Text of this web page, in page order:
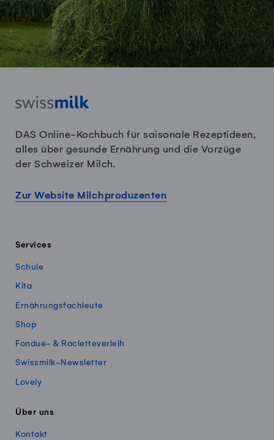
DAS Online-Kochbuch für saisonale Rezeptideen,
alles über gesunde Ernährung und die Vorzüge
der Schweizer Milch.
Zur Website Milchproduzenten
Services
Schule
Kita
Ernährungsfachleute
Shop
Fondue- & Racletteverleih
Swissmilk-Newsletter
Lovely
Über uns
Kontakt